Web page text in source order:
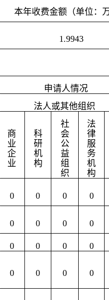
本年收费金额（单位：
1.9943
申请人情况
法人或其他组织
商
业
企
业
科
研
机
构
社
会
公
益
组
织
法
律
服
务
机
构
0 0 0 0
0 0 0 0
0 0 0
0
0 0 0 0